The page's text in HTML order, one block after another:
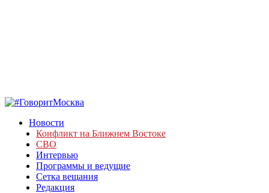
Новости
Конфликт на Ближнем Востоке
СВО
Интервью
Программы и ведущие
Сетка вещания
Редакция